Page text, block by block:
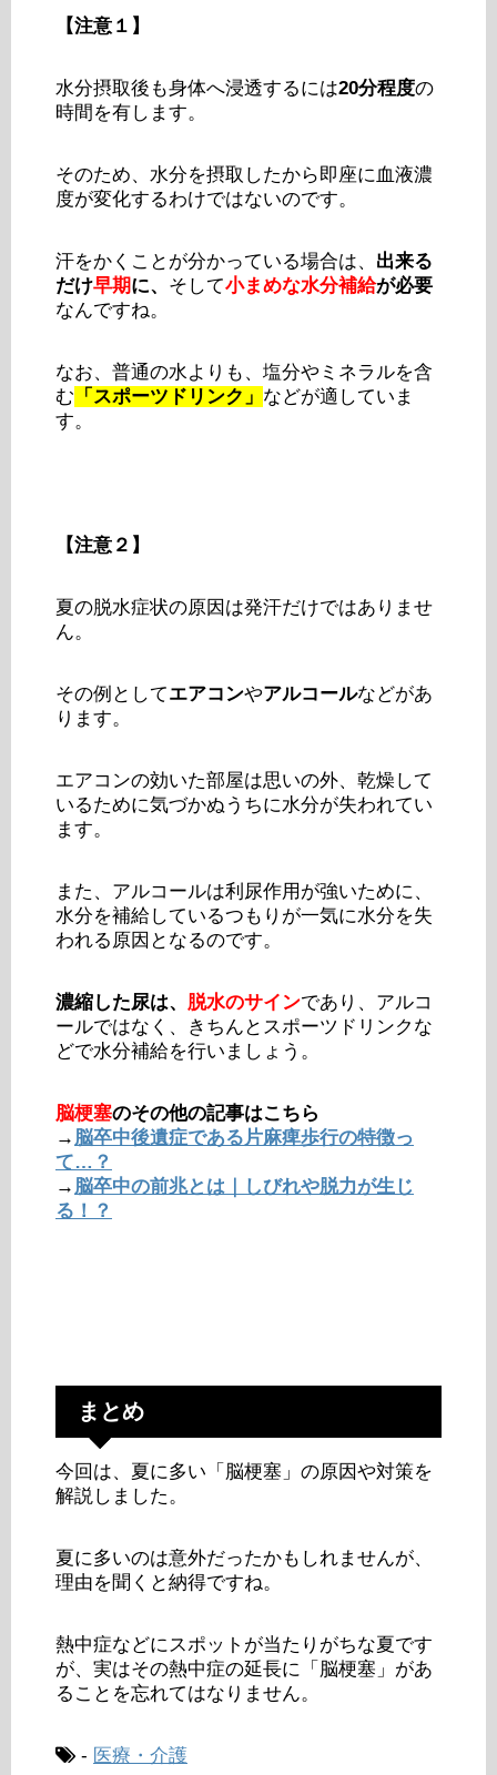
【注意１】
水分摂取後も身体へ浸透するには20分程度の
時間を有します。
そのため、水分を摂取したから即座に血液濃
度が変化するわけではないのです。
汗をかくことが分かっている場合は、 出来る
だけ早期に、 そして小まめな水分補給が必要
なんですね。
なお、普通の水よりも、塩分やミネラルを含
む 「スポーツドリンク」 などが適していま
す。
【注意２】
夏の脱水症状の原因は発汗だけではありませ
ん。
その例としてエアコンやアルコールなどがあ
ります。
エアコンの効いた部屋は思いの外、乾燥して
いるために気づかぬうちに水分が失われてい
ます。
また、アルコールは利尿作用が強いために、
水分を補給しているつもりが一気に水分を失
われる原因となるのです。
濃縮した尿は、 脱水のサインであり、アルコ
ールではなく、きちんとスポーツドリンクな
どで水分補給を行いましょう。
脳梗塞のその他の記事はこちら
→ 脳卒中後遺症である片麻痺歩行の特徴っ
て…？
→ 脳卒中の前兆とは｜しびれや脱力が生じ
る！？
まとめ
今回は、夏に多い「脳梗塞」の原因や対策を
解説しました。
夏に多いのは意外だったかもしれませんが、
理由を聞くと納得ですね。
熱中症などにスポットが当たりがちな夏です
が、実はその熱中症の延長に「脳梗塞」があ
ることを忘れてはなりません。
- 医療・介護